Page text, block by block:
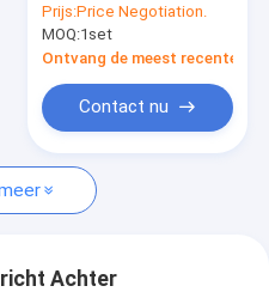
IML-functie,
ontworpen voor PE-
en PP-materialen
Prijs:Price Negotiation.
MOQ:1set
Ontvang de meest recente
Contact nu
Achter